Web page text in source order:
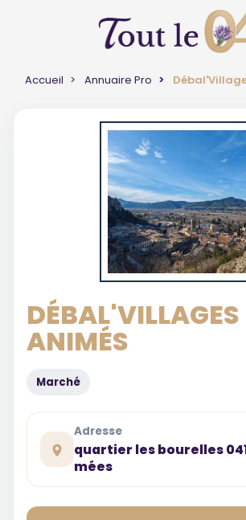
Accueil Annuaire Pro
DÉBAL'VILLAGES
ANIMÉS
Marché
Adresse
quartier les bourelles
mées